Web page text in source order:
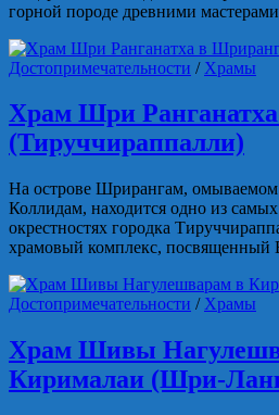
горной породе древними
Достопримечательности / Храмы
Храм Шри
(Тируччираппалли)
На острове Шрирангам,
Коллидам, находится одно из
окрестностях городка
храмовый комплекс,
Достопримечательности / Храмы
Храм Шивы
Кирималаи (Шри-